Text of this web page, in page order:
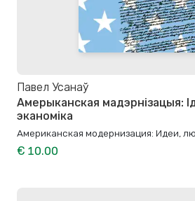
Павел Усанаў
Амерыканская мадэрнізацыя:
эканоміка
Американская модернизация: Идеи,
€ 10.00